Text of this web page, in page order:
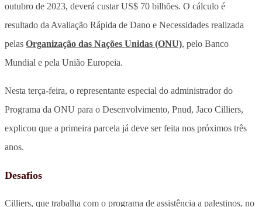
outubro de 2023, deverá custar US$ 70 bilhões. O cálculo é
resultado da Avaliação Rápida de Dano e Necessidades realizada
pelas Organização das Nações Unidas (ONU), pelo Banco
Mundial e pela União Europeia.
Nesta terça-feira, o representante especial do administrador do
Programa da ONU para o Desenvolvimento, Pnud, Jaco Cilliers,
explicou que a primeira parcela já deve ser feita nos próximos três
anos.
Desafios
Cilliers, que trabalha com o programa de assistência a palestinos, no